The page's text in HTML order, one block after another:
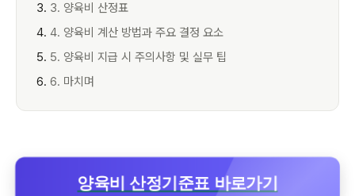
3. 양육비 산정표
4. 양육비 계산 방법과 주요 결정 요소
5. 양육비 지급 시 주의사항 및 실무 팁
6. 마치며
양육비 산정기준표 바로가기